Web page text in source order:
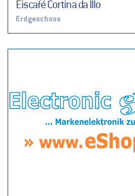
Eiscafé Cortina da Illo
Erdgeschoss